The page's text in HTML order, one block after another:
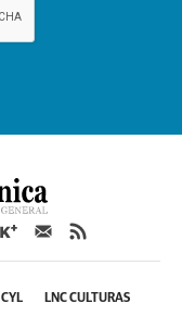
CYL LNC CULTURAS